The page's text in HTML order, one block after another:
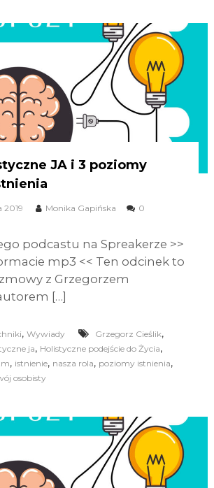
JA i 3 poziomy
2019 Monika Gapińska
0
podcastu na Spreakerze >>
mp3 << Ten odcinek to
z Grzegorzem
[…]
, Wywiady Grzegorz Cieślik,
ja, Holistyczne podejście do Życia,
, istnienie, nasza rola, poziomy istnienia,
osobisty